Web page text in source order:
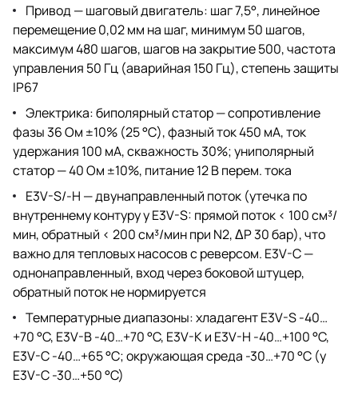
Привод — шаговый двигатель: шаг 7,5°, линейное
перемещение 0,02 мм на шаг, минимум 50 шагов,
максимум 480 шагов, шагов на закрытие 500, частота
управления 50 Гц (аварийная 150 Гц), степень защиты
IP67
Электрика: биполярный статор — сопротивление
фазы 36 Ом ±10% (25 °C), фазный ток 450 мА, ток
удержания 100 мА, скважность 30%; униполярный
статор — 40 Ом ±10%, питание 12 В перем. тока
E3V-S/-H — двунаправленный поток (утечка по
внутреннему контуру у E3V-S: прямой поток < 100 см³/
мин, обратный < 200 см³/мин при N2, ΔP 30 бар), что
важно для тепловых насосов с реверсом. E3V-C —
однонаправленный, вход через боковой штуцер,
обратный поток не нормируется
Температурные диапазоны: хладагент E3V-S -40…
+70 °C, E3V-B -40…+70 °C, E3V-K и E3V-H -40…+100 °C,
E3V-C -40…+65 °C; окружающая среда -30…+70 °C (у
E3V-C -30…+50 °C)